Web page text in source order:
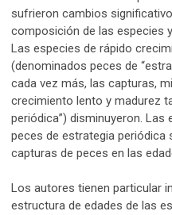
sufrieron cambios
composición de las especies
Las especies de rápido
(denominados peces de
cada vez más, las capturas,
crecimiento lento y madurez
periódica”) disminuyeron.
peces de estrategia periódica
capturas de peces en las
Los autores tienen particular
estructura de edades de las